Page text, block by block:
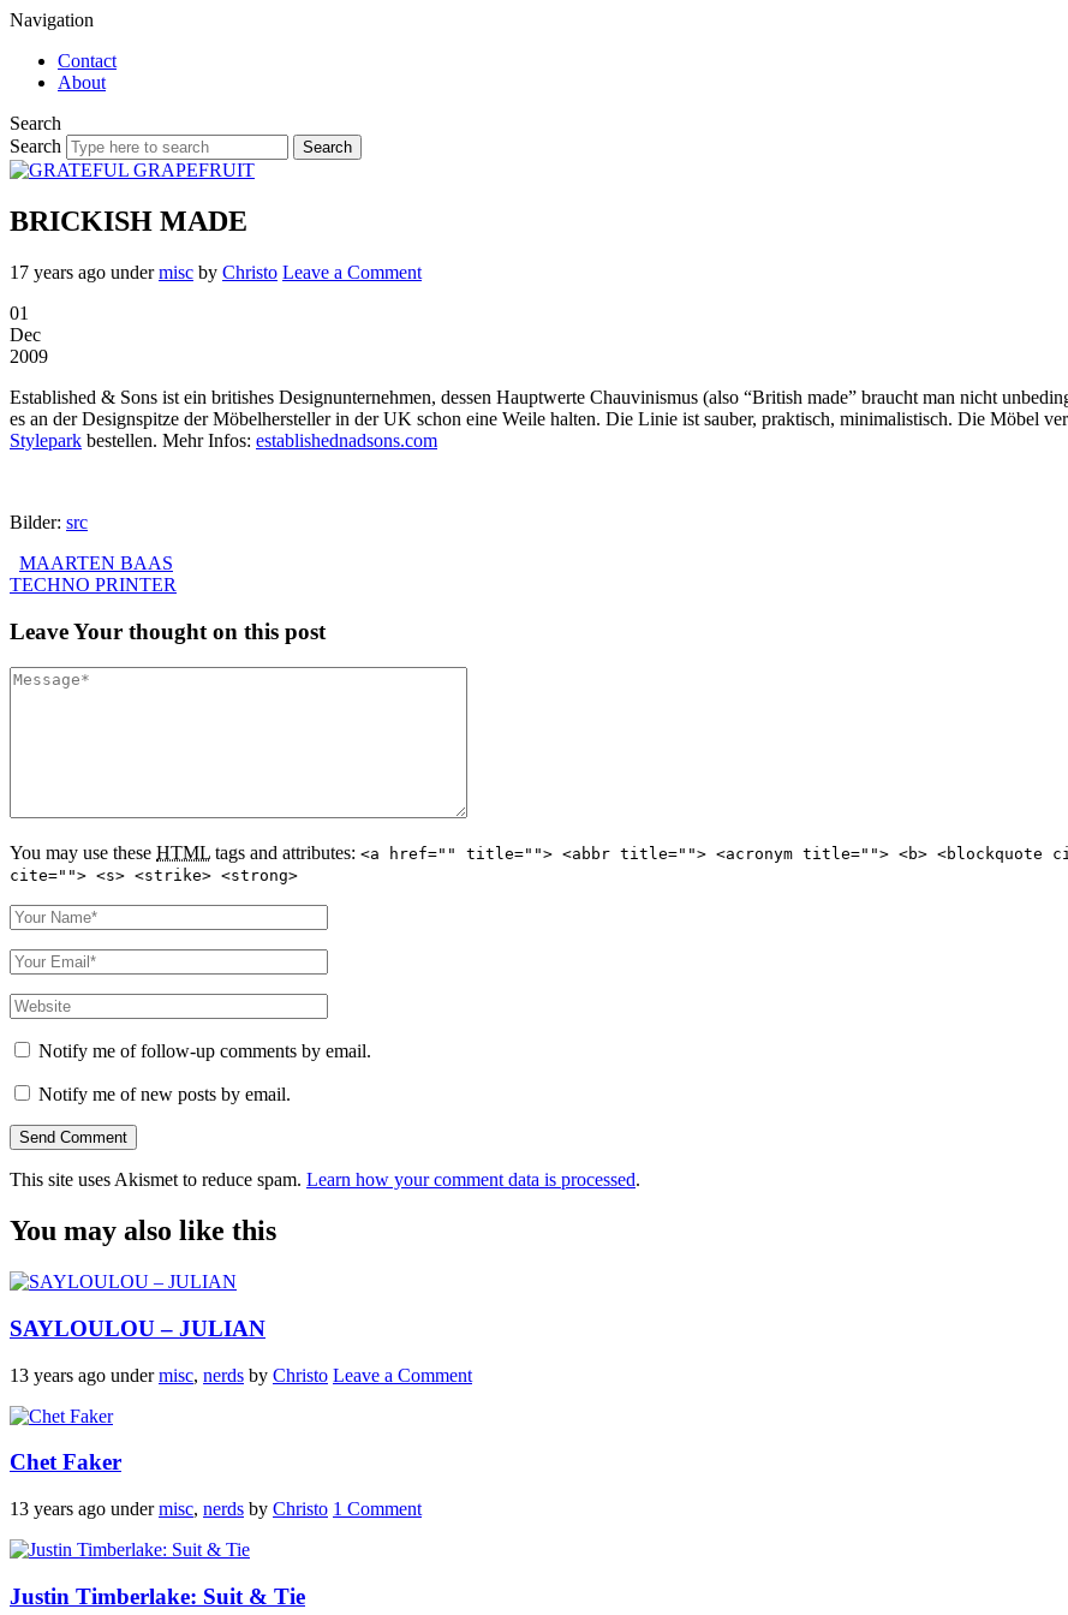
Navigation
Contact
About
Search
Search
BRICKISH MADE
17 years ago undermisc by Christo Leave a Comment
01
Dec
2009
Established & Sons ist ein britishes Designunternehmen, dessen Hauptwerte Chauvinismus (also “British made” braucht man nicht
es an der Designspitze der Möbelhersteller in der UK schon eine Weile halten. Die Linie ist sauber, praktisch, minimalistisch. Die Möbel
Stylepark bestellen. Mehr Infos: establishednadsons.com
Bilder: src
MAARTEN BAAS
TECHNO PRINTER
LeaveYour thought on this post
You may use these HTML tags and attributes: <a href="" title=""> <abbr title=""> <acronym title=""> <b> <blockquote
cite=""> <s> <strike> <strong>
Notify me of follow-up comments by email.
Notify me of new posts by email.
This site uses Akismet to reduce spam. Learn how your comment data is processed.
You may also like this
SAYLOULOU – JULIAN
13 years ago undermisc, nerds by Christo Leave a Comment
Chet Faker
13 years ago undermisc, nerds by Christo 1 Comment
Justin Timberlake: Suit & Tie